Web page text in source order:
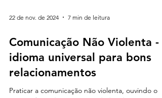
Comunicação Não Violenta - o
idioma universal para bons
relacionamentos